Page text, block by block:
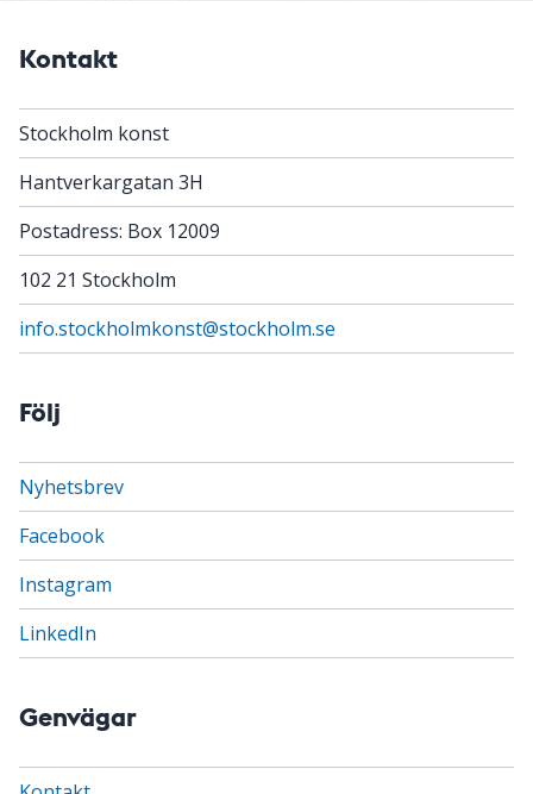
Kontakt
Stockholm konst
Hantverkargatan 3H
Postadress: Box 12009
102 21 Stockholm
info.stockholmkonst@stockholm.se
Följ
Nyhetsbrev
Facebook
Instagram
LinkedIn
Genvägar